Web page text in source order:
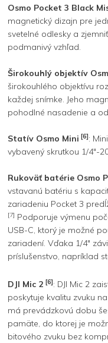
Osmo Pocket 3 Black
magnetický dizajn pre
svetelné odlesky a
podmanivý vzhľad.
Širokouhlý objektív
širokouhlého objektívu
každej snímke. Jeho
pohodlné nasadenie a
Statív Osmo Mini [6]:
vybavený skrutkou 1/4″-
Rukoväť batérie Osmo
vstavanú batériu s
zariadeniu Pocket 3
[7] Podporuje výmenu
USB-C, ktorý je možné
zariadení. Vďaka 1/4″
príslušenstvo, napríklad
DJI Mic 2 [6]: DJI Mic 2
poskytuje kvalitu zvuku
má prevádzkovú dobu
pamäte, do ktorej je
bitového zvuku bez